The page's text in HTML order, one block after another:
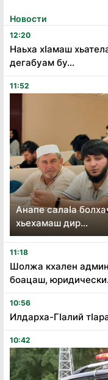
Новости
12:20
Наьха хӏамаш
дегабуам бу...
11:52
Анапе салаӏа
хьехамаш дир...
11:18
Шолжа кхален
боацаш,
10:56
Илдарха-Гӏалий
10:42